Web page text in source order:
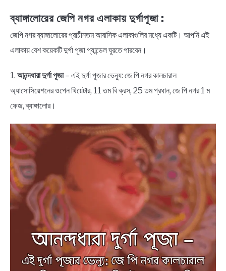
ব্যাঙ্গালোরের জেপি নগর এলাকায় দুর্গাপূজা :
জেপি নগর ব্যাঙ্গালোরের প্রাচীনতম আবাসিক এলাকাগুলির মধ্যে একটি। আপনি এই
এলাকায় বেশ কয়েকটি দুর্গা পূজা প্যান্ডেল ঘুরতে পারবেন।
1. আনন্দধারা দুর্গা পূজা– এই দুর্গা পূজার ভেন্যু: জে পি নগর কালচারাল
অ্যাসোসিয়েশনের ওপেন থিয়েটার, 11 তম বি ক্রস, 25 তম প্রধান, জে পি নগর 1 ম
ফেজ, ব্যাঙ্গালোর।